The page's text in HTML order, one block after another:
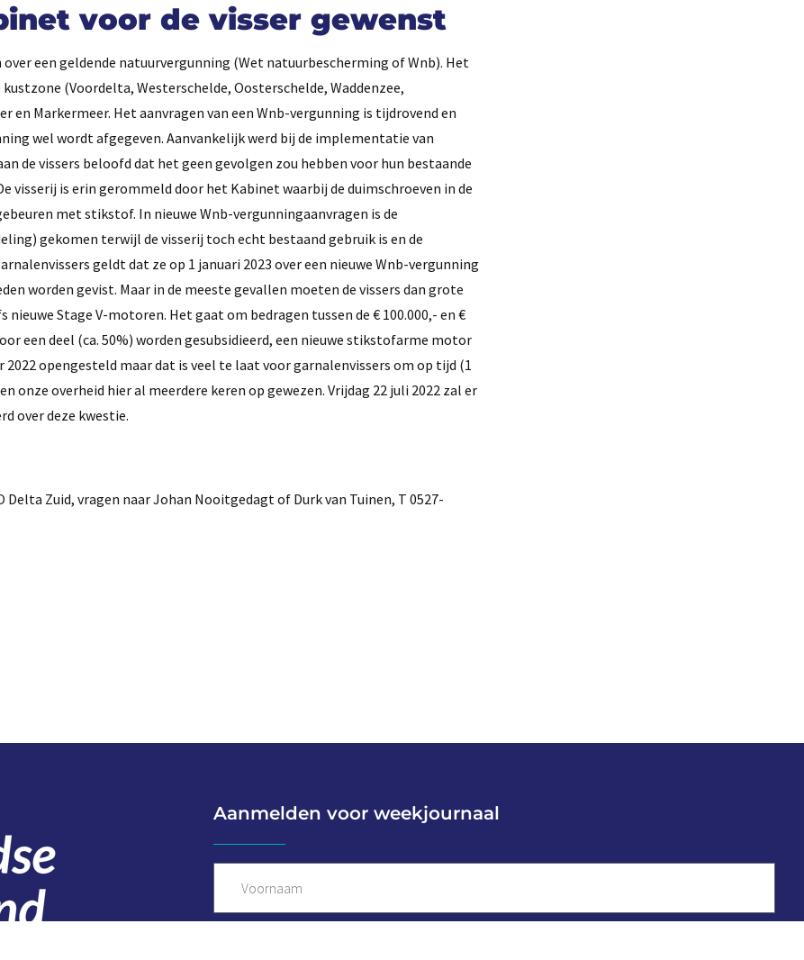
voor de visser gewenst
een geldende natuurvergunning (Wet natuurbescherming of Wnb). Het
(Voordelta, Westerschelde, Oosterschelde, Waddenzee,
Markermeer. Het aanvragen van een Wnb-vergunning is tijdrovend en
wel wordt afgegeven. Aanvankelijk werd bij de implementatie van
de vissers beloofd dat het geen gevolgen zou hebben voor hun bestaande
visserij is erin gerommeld door het Kabinet waarbij de duimschroeven in de
met stikstof. In nieuwe Wnb-vergunningaanvragen is de
gekomen terwijl de visserij toch echt bestaand gebruik is en de
geldt dat ze op 1 januari 2023 over een nieuwe Wnb-vergunning
worden gevist. Maar in de meeste gevallen moeten de vissers dan grote
Stage V-motoren. Het gaat om bedragen tussen de € 100.000,- en €
een deel (ca. 50%) worden gesubsidieerd, een nieuwe stikstofarme motor
opengesteld maar dat is veel te laat voor garnalenvissers om op tijd (1
onze overheid hier al meerdere keren op gewezen. Vrijdag 22 juli 2022 zal er
over deze kwestie.
Zuid, vragen naar Johan Nooitgedagt of Durk van Tuinen, T 0527-
Aanmelden voor weekjournaal